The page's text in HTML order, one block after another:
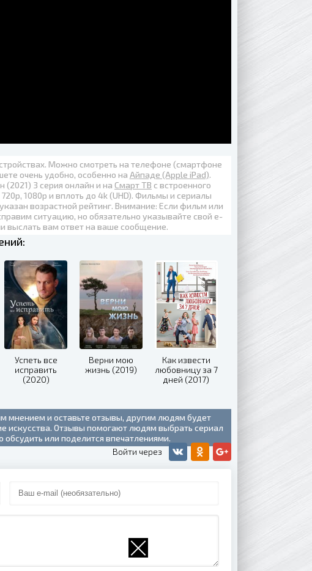
Можно смотреть на телефоне (смартфоне
очень удобно, особенно на Айпаде (Apple iPad).
(2021) 3 серия онлайн и на Смарт ТВ с встроенного
720p, 1080p и вплоть до 4k (UHD). Фильмы и сериалы
возрастной рейтинг. Внимание: Если фильм или
ситуацию, но обязательно указывайте свой е-
выслать вам ответ на ваше сообщение.
Успеть все
исправить
(2020)
Верни мою
жизнь (2019)
Как извести
любовницу за 7
дней (2017)
мнением и оставьте отзывы, другим людям будет
искусства. Отзывы помогают людям выбрать сериал
или поделится впечатлениями.